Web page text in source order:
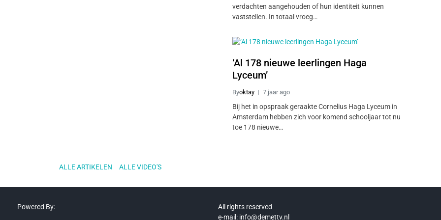
verdachten aangehouden of hun identiteit kunnen
vaststellen. In totaal vroeg…
‘Al 178 nieuwe leerlingen Haga
Lyceum’
Byoktay 7 jaar ago
Bij het in opspraak geraakte Cornelius Haga Lyceum in
Amsterdam hebben zich voor komend schooljaar tot nu
toe 178 nieuwe…
ALLE ARTIKELEN ALLE VIDEO'S
Powered By:
All rights reserved
e-mail: info@demettv.nl